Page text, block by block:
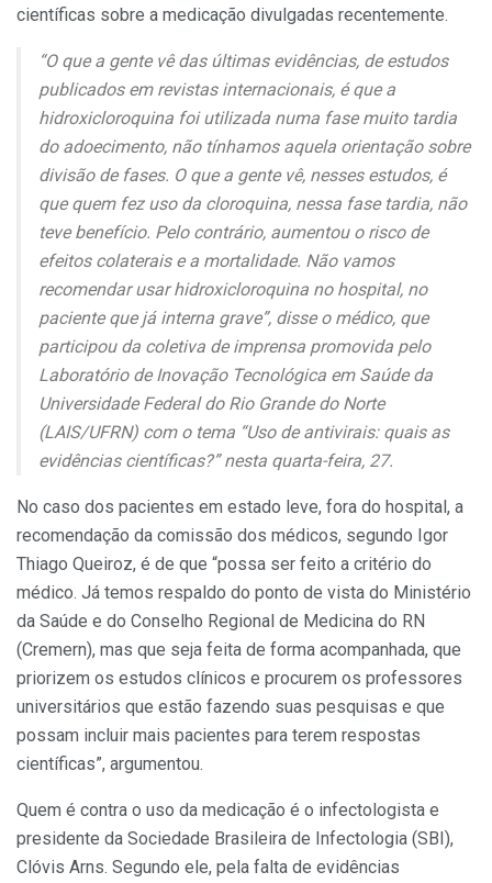
científicas sobre a medicação divulgadas recentemente.
“O que a gente vê das últimas evidências, de estudos
publicados em revistas internacionais, é que a
hidroxicloroquina foi utilizada numa fase muito tardia
do adoecimento, não tínhamos aquela orientação sobre
divisão de fases. O que a gente vê, nesses estudos, é
que quem fez uso da cloroquina, nessa fase tardia, não
teve benefício. Pelo contrário, aumentou o risco de
efeitos colaterais e a mortalidade. Não vamos
recomendar usar hidroxicloroquina no hospital, no
paciente que já interna grave”, disse o médico, que
participou da coletiva de imprensa promovida pelo
Laboratório de Inovação Tecnológica em Saúde da
Universidade Federal do Rio Grande do Norte
(LAIS/UFRN) com o tema “Uso de antivirais: quais as
evidências científicas?” nesta quarta-feira, 27.
No caso dos pacientes em estado leve, fora do hospital, a
recomendação da comissão dos médicos, segundo Igor
Thiago Queiroz, é de que “possa ser feito a critério do
médico. Já temos respaldo do ponto de vista do Ministério
da Saúde e do Conselho Regional de Medicina do RN
(Cremern), mas que seja feita de forma acompanhada, que
priorizem os estudos clínicos e procurem os professores
universitários que estão fazendo suas pesquisas e que
possam incluir mais pacientes para terem respostas
científicas”, argumentou.
Quem é contra o uso da medicação é o infectologista e
presidente da Sociedade Brasileira de Infectologia (SBI),
Clóvis Arns. Segundo ele, pela falta de evidências